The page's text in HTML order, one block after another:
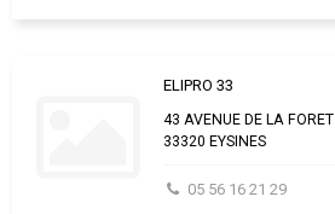
ELIPRO 33
43 AVENUE DE LA FORET
33320 EYSINES
05 56 16 21 29